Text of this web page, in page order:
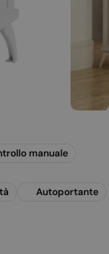
manuale
Autoportante